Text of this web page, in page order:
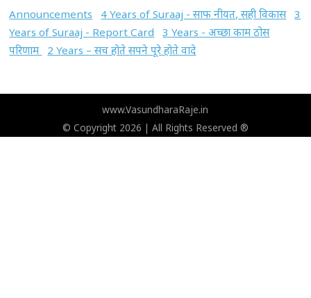
Announcements 4 Years of Suraaj - साफ नीयत, सही विकास 3
Years of Suraaj - Report Card
3 Years - अच्छा काम ठोस
परिणाम
2 Years – सच होते सपने पूरे होते वादे
www.VasundharaRaje.in
© Copyright 2026 | All Rights Reserved ®